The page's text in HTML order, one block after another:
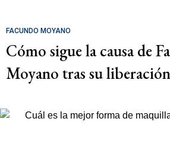
FACUNDO MOYANO
Cómo sigue la causa de
Moyano tras su liberación